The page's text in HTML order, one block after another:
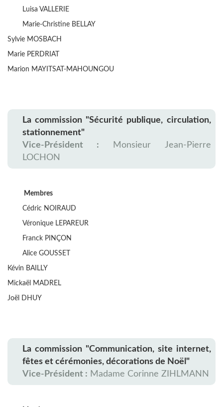
Luisa VALLERIE
Marie-Christine BELLAY
Sylvie MOSBACH
Marie PERDRIAT
Marion MAYITSAT-MAHOUNGOU
La commission "Sécurité publique, circulation,
stationnement"
Vice-Président : Monsieur Jean-Pierre
LOCHON
Membres
Cédric NOIRAUD
Véronique LEPAREUR
Franck PINÇON
Alice GOUSSET
Kévin BAILLY
Mickaël MADREL
Joël DHUY
La commission "Communication, site internet,
fêtes et cérémonies, décorations de Noël"
Vice-Président : Madame Corinne ZIHLMANN